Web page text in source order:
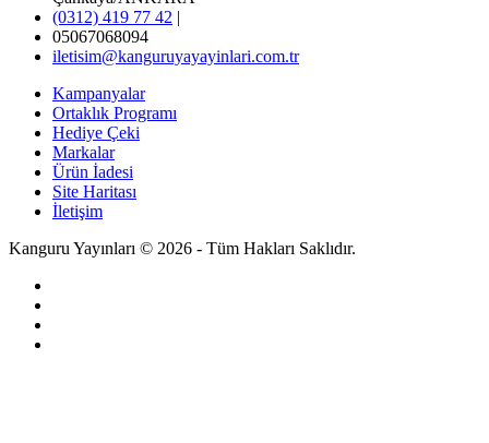
(0312) 419 77 42 |
05067068094
iletisim@kanguruyayayinlari.com.tr
Kampanyalar
Ortaklık Programı
Hediye Çeki
Markalar
Ürün İadesi
Site Haritası
İletişim
Kanguru Yayınları © 2026 - Tüm Hakları Saklıdır.